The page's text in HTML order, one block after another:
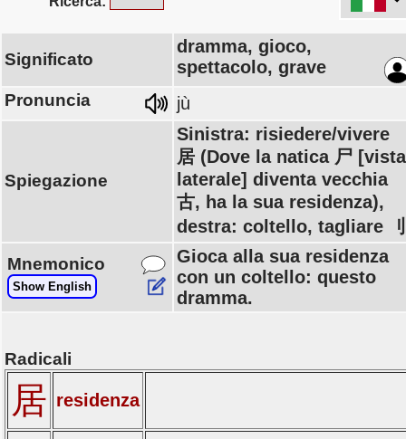
Significato
dramma, gioco,
spettacolo, grave
Pronuncia jù
Spiegazione
Sinistra: risiedere/vivere
居 (Dove la natica 尸 [vista
laterale] diventa vecchia
古, ha la sua residenza),
destra: coltello, tagliare 刂
Mnemonico
Show English
Gioca alla sua residenza
con un coltello: questo
dramma.
Radicali
居 residenza